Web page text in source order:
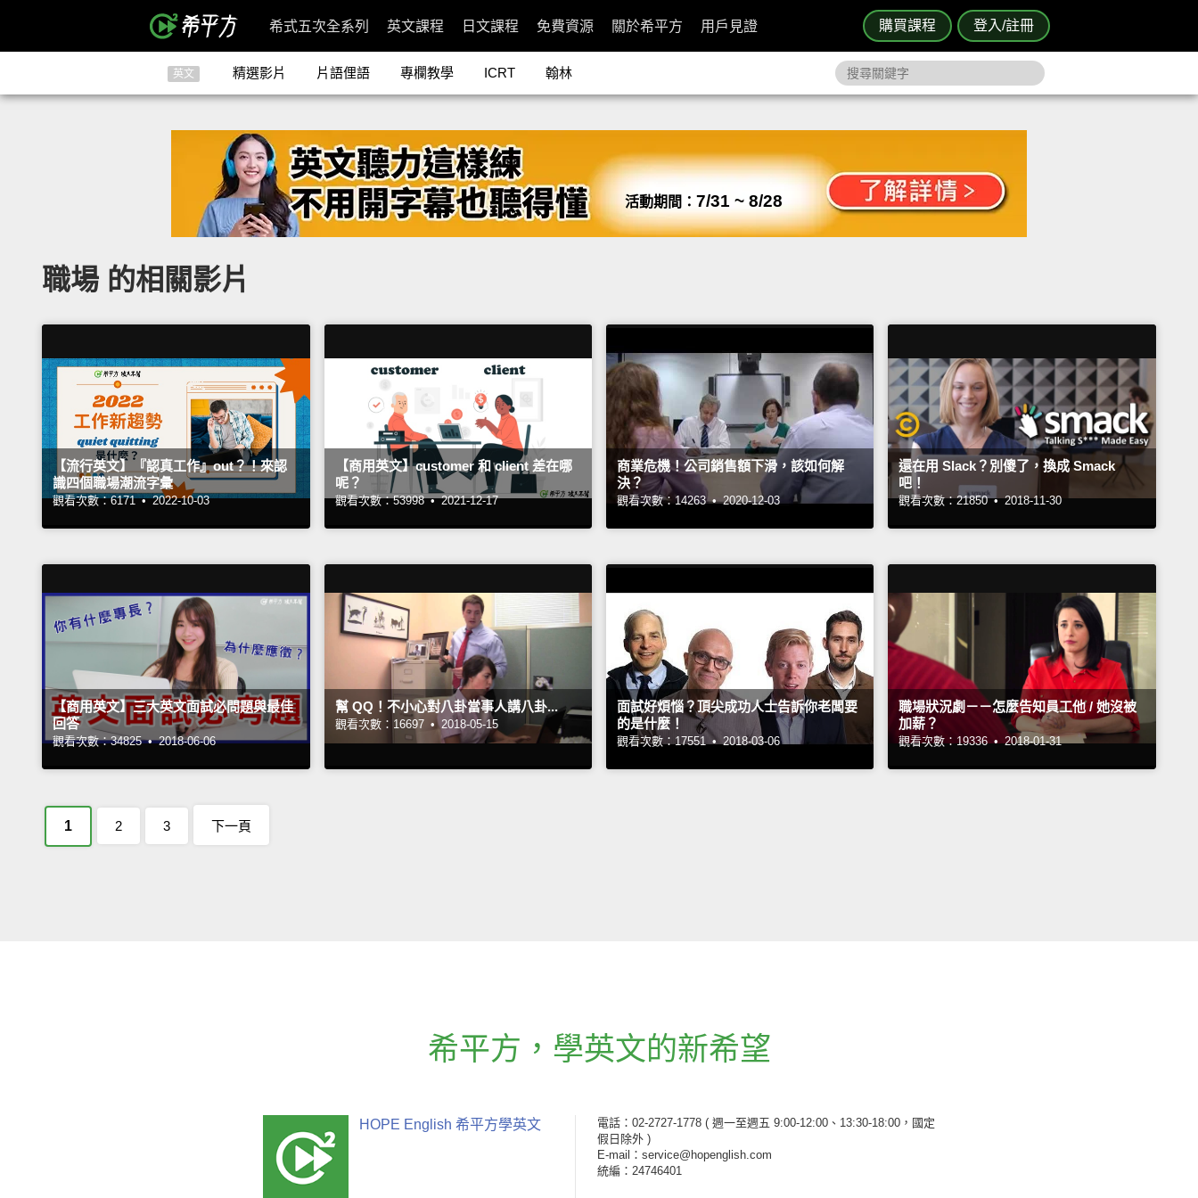
購買課程 登入/註冊
希式五次全系列 英文課程 日文課程 免費資源 關於希平方 用戶見證
英文 精選影片 片語俚語 專欄教學 ICRT 翰林
活動期間： 7/31 ~ 8/28
職場 的相關影片
【流行英文】『認真工作』out？！來認
識四個職場潮流字彙
觀看次數：6171 • 2022-10-03
【商用英文】customer 和 client 差在哪
呢？
觀看次數：53998 • 2021-12-17
商業危機！公司銷售額下滑，該如何解
決？
觀看次數：14263 • 2020-12-03
還在用 Slack？別傻了，換成 Smack
吧！
觀看次數：21850 • 2018-11-30
【商用英文】三大英文面試必問題與最佳
回答
觀看次數：34825 • 2018-06-06
幫 QQ！不小心對八卦當事人講八卦...
觀看次數：16697 • 2018-05-15
面試好煩惱？頂尖成功人士告訴你老闆要
的是什麼！
觀看次數：17551 • 2018-03-06
職場狀況劇－－怎麼告知員工他 / 她沒被
加薪？
觀看次數：19336 • 2018-01-31
1 2 3 下一頁
希平方 ， 學英文的新希望
HOPE English 希平方學英文 電話：02-2727-1778 ( 週一至週五 9:00-12:00、13:30-18:00，國定
假日除外 )
E-mail：service@hopenglish.com
統編：24746401